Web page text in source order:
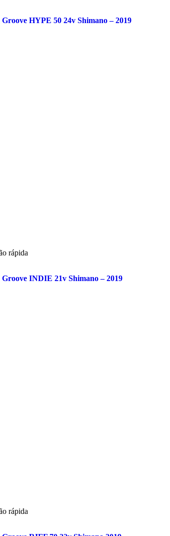
HYPE 50 24v Shimano – 2019
rápida
Groove INDIE 21v Shimano – 2019
rápida